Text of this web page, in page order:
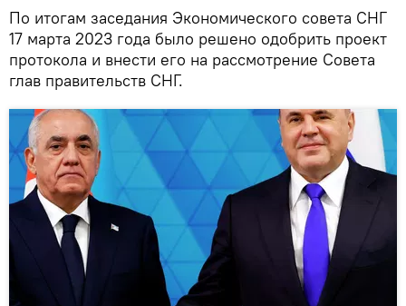
По итогам заседания Экономического совета СНГ
17 марта 2023 года было решено одобрить проект
протокола и внести его на рассмотрение Совета
глав правительств СНГ.